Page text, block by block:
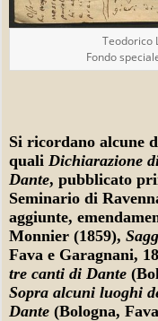
Teodorico
Fondo
Si ricordano alcune
quali Dichiarazione
Dante, pubblicato
Seminario di
aggiunte,
Monnier (1859),
Fava e Garagnani,
tre canti di Dante
Sopra alcuni luoghi
Dante (Bologna,